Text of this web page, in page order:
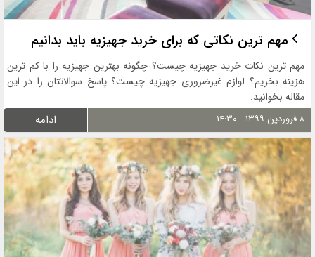
مهم ترین نکاتی که برای خرید جهیزیه باید بدانیم
مهم ترین نکات خرید جهیزیه چیست؟ چگونه بهترین جهیزیه را با کم ترین
هزینه بخریم؟ لوازم غیرضروری جهیزیه چیست؟ پاسخ سوالاتتان را در این
مقاله بخوانید.
۸ فروردین ۱۳۹۹ - ۱۴:۳۰ ادامه